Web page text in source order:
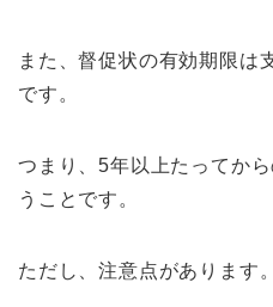
また、督促状の有効期限は
です。
つまり、5年以上たってか
うことです。
ただし、注意点があります。